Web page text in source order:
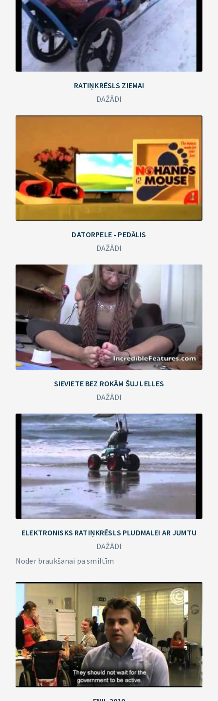
RATIŅKRĒSLS ZIEMAI
DAŽĀDI
DATORPELE - PEDĀLIS
DAŽĀDI
SIEVIETE BEZ ROKĀM ŠUJ LELLES
DAŽĀDI
ELEKTRONISKS RATIŅKRĒSLS PLUDMALEI AR JUMTU
DAŽĀDI
Noder braukšanai pa smiltīm